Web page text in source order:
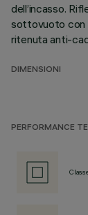
dell’incasso.
sottovuoto con
ritenuta anti-
DIMENSIONI
PERFORMANCE